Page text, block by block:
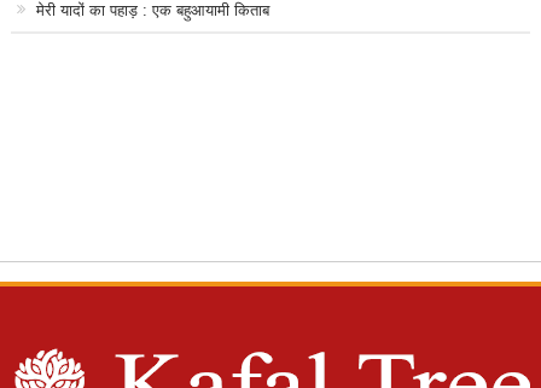
मेरी यादों का पहाड़ : एक बहुआयामी किताब